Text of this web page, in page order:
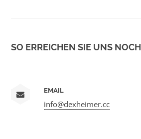
SO ERREICHEN SIE UNS NOCH
EMAIL
info@dexheimer.cc